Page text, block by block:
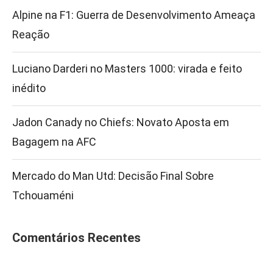
Alpine na F1: Guerra de Desenvolvimento Ameaça
Reação
Luciano Darderi no Masters 1000: virada e feito
inédito
Jadon Canady no Chiefs: Novato Aposta em
Bagagem na AFC
Mercado do Man Utd: Decisão Final Sobre
Tchouaméni
Comentários Recentes